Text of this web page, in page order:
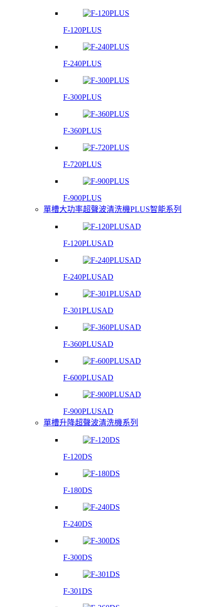
F-120PLUS
F-240PLUS
F-300PLUS
F-360PLUS
F-720PLUS
F-900PLUS
單槽大功率超聲波清洗機PLUS智能系列
F-120PLUSAD
F-240PLUSAD
F-301PLUSAD
F-360PLUSAD
F-600PLUSAD
F-900PLUSAD
單槽升降超聲波清洗機系列
F-120DS
F-180DS
F-240DS
F-300DS
F-301DS